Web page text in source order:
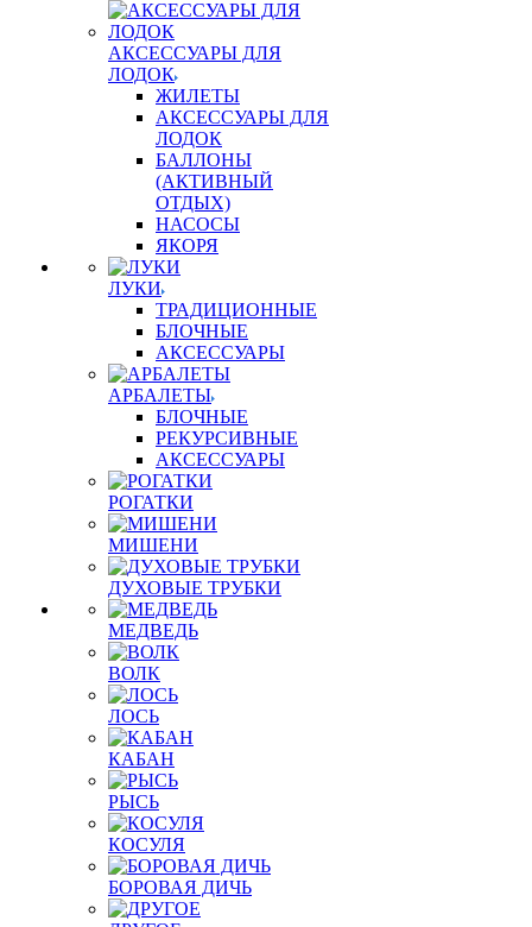
АКСЕССУАРЫ ДЛЯ
ЛОДОК
ЖИЛЕТЫ
АКСЕССУАРЫ ДЛЯ
ЛОДОК
БАЛЛОНЫ
(АКТИВНЫЙ
ОТДЫХ)
НАСОСЫ
ЯКОРЯ
ЛУКИ
ТРАДИЦИОННЫЕ
БЛОЧНЫЕ
АКСЕССУАРЫ
АРБАЛЕТЫ
БЛОЧНЫЕ
РЕКУРСИВНЫЕ
АКСЕССУАРЫ
РОГАТКИ
МИШЕНИ
ДУХОВЫЕ ТРУБКИ
МЕДВЕДЬ
ВОЛК
ЛОСЬ
КАБАН
РЫСЬ
КОСУЛЯ
БОРОВАЯ ДИЧЬ